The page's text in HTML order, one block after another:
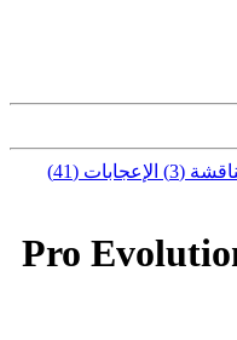
(3)
الإعجابات (41)
Pro